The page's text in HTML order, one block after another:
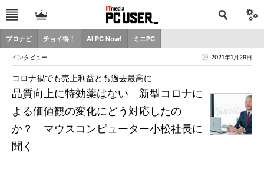
プロナビ チョイ得！ AI PC Now! ミニPC
インタビュー 2021年1月29日
品質向上に特効薬はない 新型コロナに
よる価値観の変化にどう対応したの
か？ マウスコンピューター小松社長に
聞く
コロナ禍でも売上利益とも過去最高に